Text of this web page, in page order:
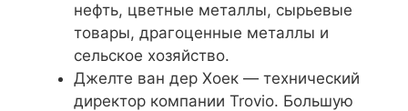
нефть, цветные металлы, сырьевые
товары, драгоценные металлы и
сельское хозяйство.
Джелте ван дер Хоек — технический
директор компании Trovio. Большую